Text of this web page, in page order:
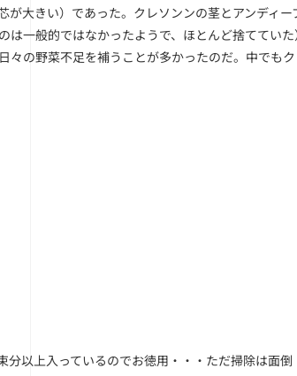
が大きい）であった。クレソンンの茎とアンディ
は一般的ではなかったようで、ほとんど捨ててい
々の野菜不足を補うことが多かったのだ。中でも
以上入っているのでお徳用・・・ただ掃除は面倒